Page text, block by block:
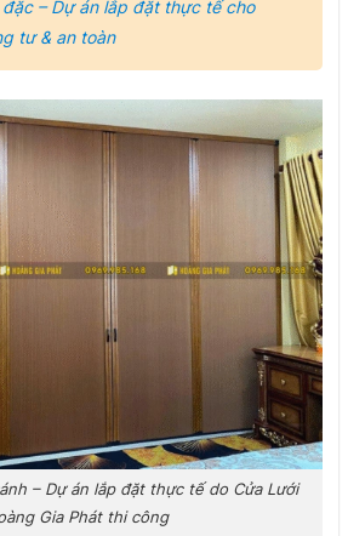
– Dự án lắp đặt thực tế cho
tư & an toàn
– Dự án lắp đặt thực tế do Cửa Lưới
Gia Phát thi công